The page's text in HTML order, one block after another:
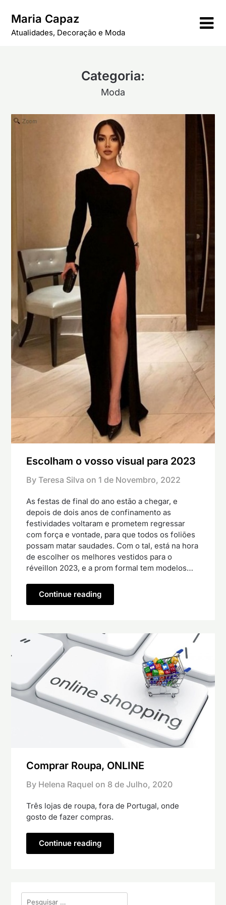
content
Maria Capaz
Atualidades, Decoração e Moda
Categoria:
Moda
Escolham o vosso visual para 2023
By Teresa Silva on 1 de Novembro, 2022
As festas de final do ano estão a chegar, e
depois de dois anos de confinamento as
festividades voltaram e prometem regressar
com força e vontade, para que todos os foliões
possam matar saudades. Com o tal, está na hora
de escolher os melhores vestidos para o
réveillon 2023, e a prom formal tem modelos…
Continue reading
Comprar Roupa, ONLINE
By Helena Raquel on 8 de Julho, 2020
Três lojas de roupa, fora de Portugal, onde
gosto de fazer compras.
Continue reading
Pesquisar